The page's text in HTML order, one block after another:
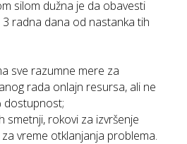
silom dužna je da obavesti
radna dana od nastanka tih
sve razumne mere za
rada onlajn resursa, ali ne
dostupnost;
smetnji, rokovi za izvršenje
vreme otklanjanja problema.